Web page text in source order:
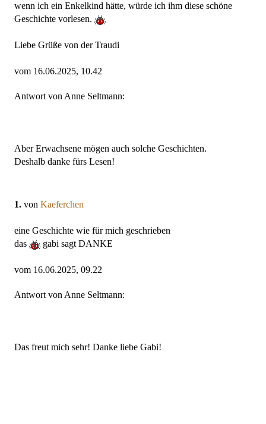
wenn ich ein Enkelkind hätte, würde ich ihm diese schöne
Geschichte vorlesen.
Liebe Grüße von der Traudi
vom 16.06.2025, 10.42
Antwort von Anne Seltmann:
Aber Erwachsene mögen auch solche Geschichten.
Deshalb danke fürs Lesen!
1. von Kaeferchen
eine Geschichte wie für mich geschrieben
das
gabi sagt DANKE
vom 16.06.2025, 09.22
Antwort von Anne Seltmann:
Das freut mich sehr! Danke liebe Gabi!